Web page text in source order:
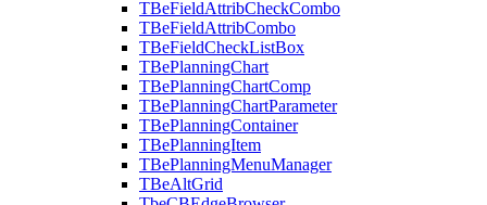
TBeFieldAttribCheckCombo
TBeFieldAttribCombo
TBeFieldCheckListBox
TBePlanningChart
TBePlanningChartComp
TBePlanningChartParameter
TBePlanningContainer
TBePlanningItem
TBePlanningMenuManager
TBeAltGrid